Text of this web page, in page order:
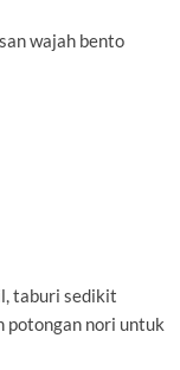
wajah bento
taburi sedikit
potongan nori untuk